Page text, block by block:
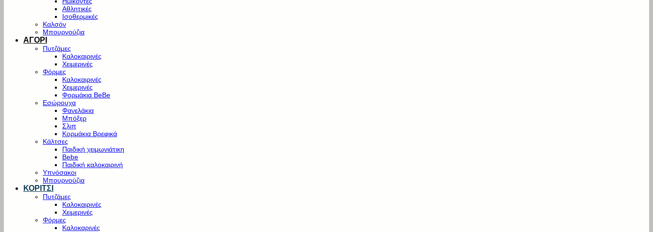
Αθλητικές
Ισοθερμικές
Καλσόν
Μπουρνούζια
ΑΓΟΡΙ
Πυτζάμες
Καλοκαιρινές
Χειμερινές
Φόρμες
Καλοκαιρινές
Χειμερινές
Φορμάκια BeBe
Εσώρουχα
Φανελάκια
Μπόξερ
Σλιπ
Κορμάκια Βρεφικά
Κάλτσες
Παιδική χειμωνιάτικη
Bebe
Παιδική καλοκαιρινή
Υπνόσακοι
Μπουρνούζια
ΚΟΡΙΤΣΙ
Πυτζάμες
Καλοκαιρινές
Χειμερινές
Φόρμες
Καλοκαρινές